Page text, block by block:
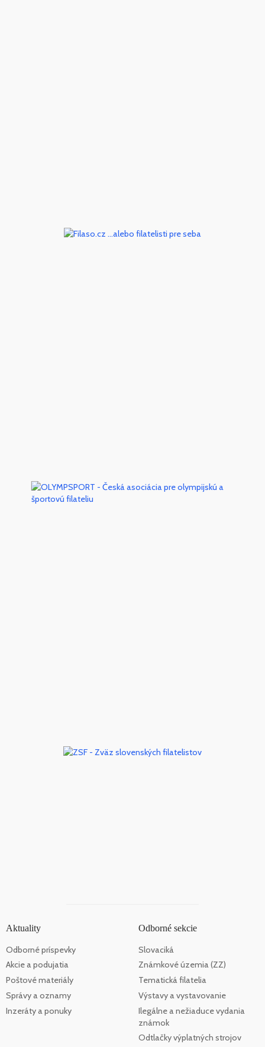
Aktuality
Odborné príspevky
Akcie a podujatia
Poštové materiály
Správy a oznamy
Inzeráty a ponuky
Odborné sekcie
Slovaciká
Známkové územia (ZZ)
Tematická filatelia
Výstavy a vystavovanie
Ilegálne a nežiaduce vydania
známok
Odtlačky výplatných strojov